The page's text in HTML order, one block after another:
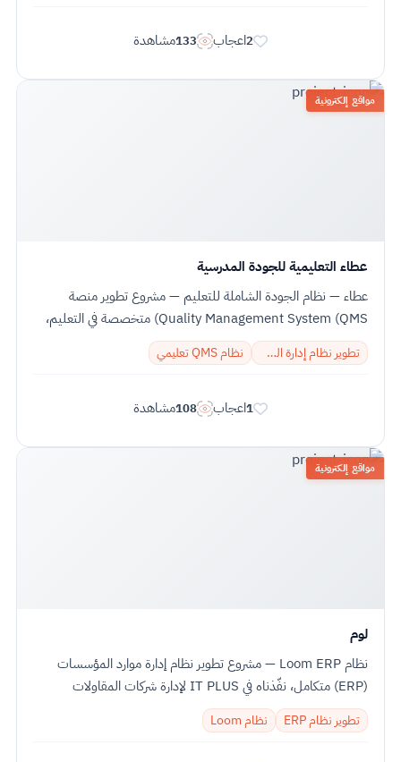
2اعجاب 133مشاهدة
مواقع إلكترونية
عطاء التعليمية للجودة المدرسية
عطاء — نظام الجودة الشاملة للتعليم — مشروع تطوير منصة
Quality Management System (QMS) متخصصة في التعليم،
نفّذناه في IT PLUS لعطاء التعليمية في...
تطوير نظام إدارة الجودة نظام QMS تعليمي
1اعجاب 108مشاهدة
مواقع إلكترونية
لوم
نظام Loom ERP — مشروع تطوير نظام إدارة موارد المؤسسات
(ERP) متكامل، نفّذناه في IT PLUS لإدارة شركات المقاولات
والإنشاءات بشكل شامل. نظام واحد بيدير...
تطوير نظام ERP نظام Loom